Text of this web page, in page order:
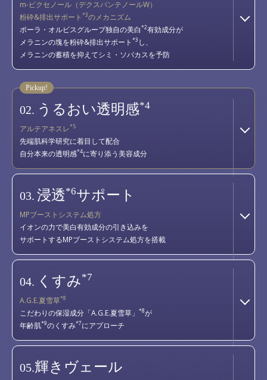
m-ピクセノール（デクスパンテノールW）
粉砕&排出サポート *3のメカニズム
ポーラ・オルビスグループ独自の美白*2有効成分が
メラニンの塊を粉砕&排出サポート *3 し、
メラニンの蓄積を抑えてシミ・ソバカスを予防
02. うるおい透明感*4
アルテアネスレ*5
先端肌科学研究に着目して配合
自分本来の透明感*4に寄り添う美容成分
03. 浸透*6サポート
MPブーストシステム処方
イオンの力で美白有効成分の引き込みを
サポートするMPブーストシステム処方を搭載
04. くすみ*7
A.G.E.夏雪草*8
こだわりの保湿成分「A.G.E.夏雪草」 *8が
年齢肌*9のくすみ*7にアプローチ
05.輝きヴェール